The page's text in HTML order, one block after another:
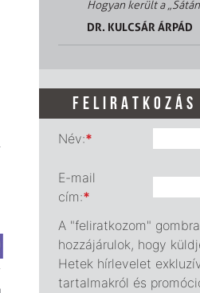
Hogyan került a
DR. KULCSÁR ÁRPÁD
Név:*
E-mail
cím:*
A "feliratkozom"
hozzájárulok, hogy
Hetek hírlevelet
tartalmakról és